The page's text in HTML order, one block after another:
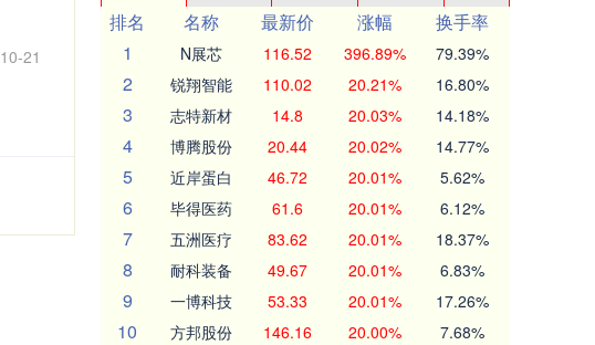
10-21
排名
名称 最新价 涨幅
换手率
1
N展芯 116.52 396.89% 79.39%
2 锐翔智能 110.02 20.21% 16.80%
3 志特新材 14.8 20.03% 14.18%
4 博腾股份 20.44 20.02% 14.77%
5 近岸蛋白 46.72 20.01% 5.62%
6 毕得医药 61.6 20.01% 6.12%
7 五洲医疗 83.62 20.01% 18.37%
8 耐科装备 49.67 20.01% 6.83%
9 一博科技 53.33 20.01% 17.26%
10 方邦股份 146.16 20.00% 7.68%